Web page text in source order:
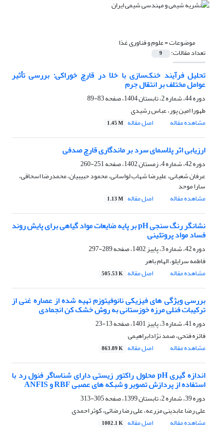
موضوعات =علوم و فناوری غذا
تعداد مقالات: 9
تحلیل فرآیند خنک‌سازی با خلا در قارچ خوراکی: بررسی تأثیر
عوامل مختلف بر انتقال جرم
دوره 44، شماره 2، تابستان 1404، صفحه
83-89
طهورا امین پور، عباس رشیدی
مشاهده مقاله
اصل مقاله 1.45 M
ارزیابی اثر پلاسمای سرد بر ماندگاری قارچ صدفی
دوره 42، شماره 4، زمستان 1402، صفحه
251-260
عرفان شعبانی، علیرضا شهاب لواسانی، محمود حبیبیان، محمدرضا اسحاقی،
سارا موحد
مشاهده مقاله
اصل مقاله 1.13 M
نشانگر رنگ سنجی pH بر پایه ضایعات مواد گیاهی برای پایش روند
فساد مواد پروتئینی
دوره 42، شماره 3، پاییز 1402، صفحه
289-297
فاطمه سرایلو، الهام باهر
مشاهده مقاله
اصل مقاله 505.53 K
بررسی ویژگی های فیزیکی نانوفیتوزم تهیه شده از عصاره غنی از
ترکیبات فنلی مرزه خوزستانی به روش خشک کن انجمادی
دوره 41، شماره 3، پاییز 1401، صفحه
13-23
فائزه فتحی، صمد نژادابراهیمی
مشاهده مقاله
اصل مقاله 863.89 K
اندازه گیری pH محلول راکتور زیستی دارای شناساگر فنول رد با
استفاده از پردازش تصویر و شبکه های عصبی RBF و ANFIS
دوره 39، شماره 2، تابستان 1399، صفحه
305-313
علی رضا عابدینی مزرعه، علی رضا رضائی، کوثر احمدی
مشاهده مقاله
اصل مقاله 1002.1 K